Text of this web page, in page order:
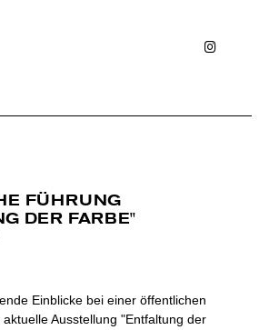
FÜHRUNG
DER FARBE"
Einblicke bei einer öffentlichen
Ausstellung "Entfaltung der